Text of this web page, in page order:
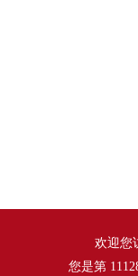
欢迎您
您是第